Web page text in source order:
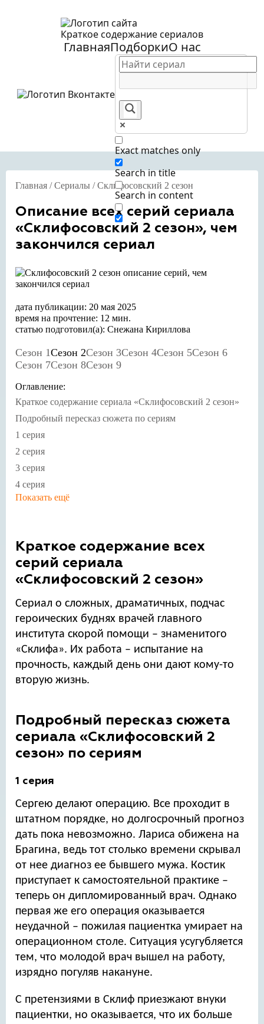
Краткое содержание сериалов
ГлавнаяПодборкиО нас
Exact matches only
Search in title
Search in content
Главная /Сериалы /Склифосовский 2 сезон
Описание всех серий сериала
«Склифосовский 2 сезон», чем
закончился сериал
дата публикации: 20 мая 2025
время на прочтение: 12 мин.
статью подготовил(а): Снежана Кириллова
Сезон 1Сезон 2Сезон 3Сезон 4Сезон 5Сезон 6
Сезон 7Сезон 8Сезон 9
Оглавление:
Краткое содержание сериала «Склифосовский 2 сезон»
Подробный пересказ сюжета по сериям
1 серия
2 серия
3 серия
4 серия
Показать ещё
7 серия
8 серия
9 серия
11 серия
13 серия
14 серия
15 серия
18 серия
19 серия
20 серия
21 серия
23 серия
Краткое содержание всех
серий сериала
«Склифосовский 2 сезон»
Сериал о сложных, драматичных, подчас
героических буднях врачей главного
института скорой помощи – знаменитого
«Склифа». Их работа – испытание на
прочность, каждый день они дают кому-то
вторую жизнь.
Подробный пересказ сюжета
сериала «Склифосовский 2
сезон» по сериям
1 серия
Сергею делают операцию. Все проходит в
штатном порядке, но долгосрочный прогноз
дать пока невозможно. Лариса обижена на
Брагина, ведь тот столько времени скрывал
от нее диагноз ее бывшего мужа. Костик
приступает к самостоятельной практике –
теперь он дипломированный врач. Однако
первая же его операция оказывается
неудачной – пожилая пациентка умирает на
операционном столе. Ситуация усугубляется
тем, что молодой врач вышел на работу,
изрядно погуляв накануне.
С претензиями в Склиф приезжают внуки
пациентки, но оказывается, что их больше